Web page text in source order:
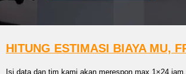
HITUNG ESTIMASI BIAYA MU,
Isi data dan tim kami akan merespon max 1×24